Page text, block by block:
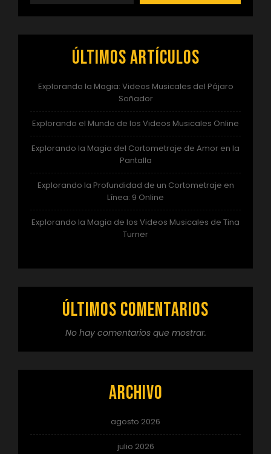
Últimos artículos
Explorando la Magia: Videos Musicales del Pájaro
Soñador
Explorando el Mundo de los Videos Musicales Online
Explorando la Magia del Cortometraje de Amor en la
Pantalla
Explorando la Profundidad de un Cortometraje en
Línea: 9 Online
Explorando la Magia de los Videos Musicales de Tina
Turner
Últimos comentarios
No hay comentarios que mostrar.
Archivo
agosto 2026
julio 2026